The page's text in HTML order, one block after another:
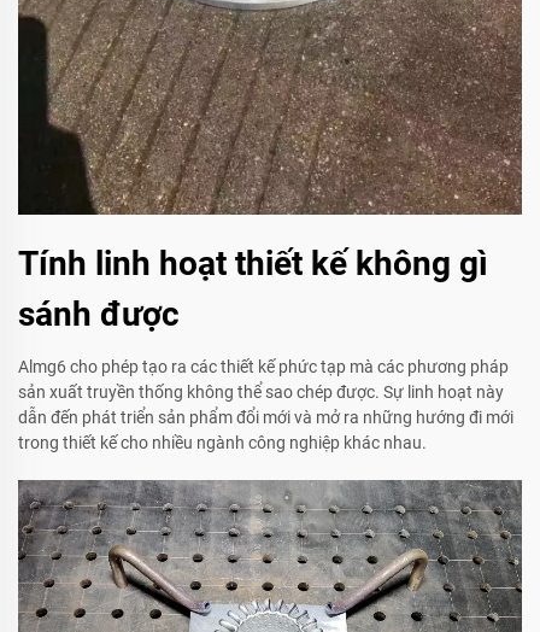
Tính linh hoạt thiết kế không gì
sánh được
Almg6 cho phép tạo ra các thiết kế phức tạp mà các phương pháp
sản xuất truyền thống không thể sao chép được. Sự linh hoạt này
dẫn đến phát triển sản phẩm đổi mới và mở ra những hướng đi mới
trong thiết kế cho nhiều ngành công nghiệp khác nhau.